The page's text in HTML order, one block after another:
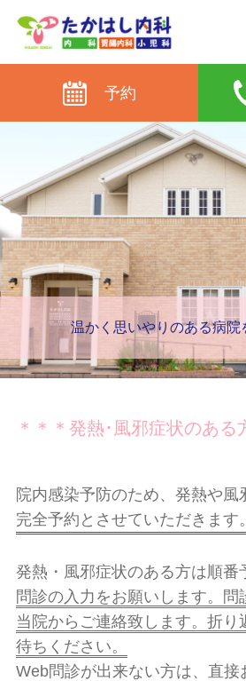
予約
温かく思いやりのある病院
＊＊＊発熱･風邪症状のある
院内感染予防のため、発熱や風
完全予約とさせていただきます。
発熱・風邪症状のある方は順番
問診の入力をお願いします。問
当院からご連絡致します。折り
待ちください。
Web問診が出来ない方は、直接